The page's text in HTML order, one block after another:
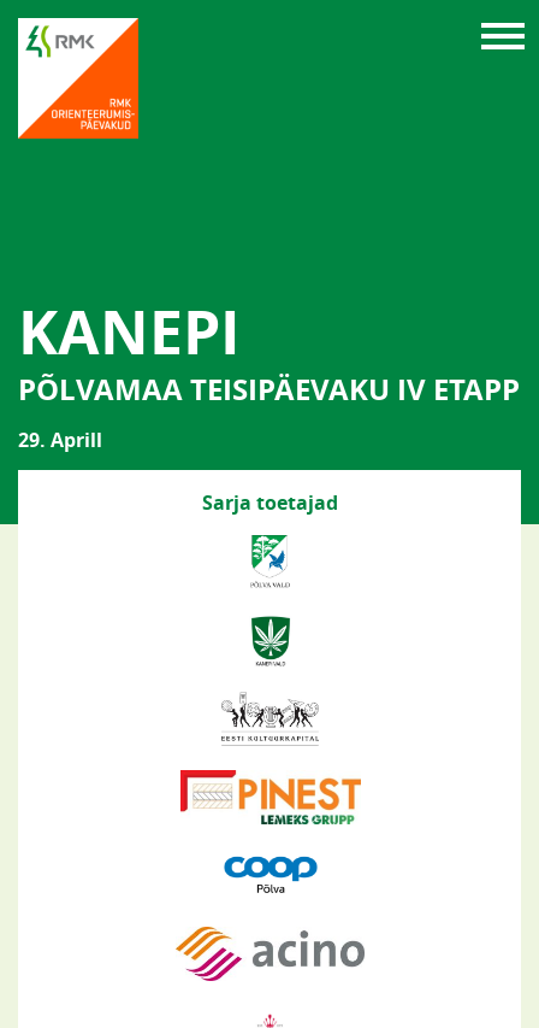
KANEPI
PÕLVAMAA TEISIPÄEVAKU IV ETAPP
29. Aprill
Sarja toetajad